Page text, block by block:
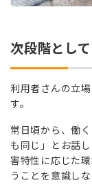
次段階として
利用者さんの立
す。
常日頃から、働
も同じ」とお話
害特性に応じた
うことを意識し